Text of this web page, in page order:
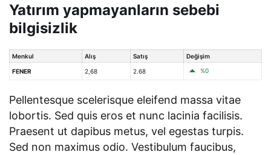
Yatırım yapmayanların sebebi
bilgisizlik
Menkul Alış Satış Değişim
FENER 2,68 2.68 %0
Pellentesque scelerisque eleifend massa vitae
lobortis. Sed quis eros et nunc lacinia facilisis.
Praesent ut dapibus metus, vel egestas turpis.
Sed non maximus odio. Vestibulum faucibus,